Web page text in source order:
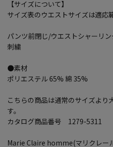
【サイズについて】
サイズ表のウエストサイズは適応
パンツ前閉じ/ウエストシャーリ
刺繍
●素材
ポリエステル 65% 綿 35%
こちらの商品は通常のサイズより
す。
カタログ商品番号 1279-5311
Marie Claire homme(マリクレー